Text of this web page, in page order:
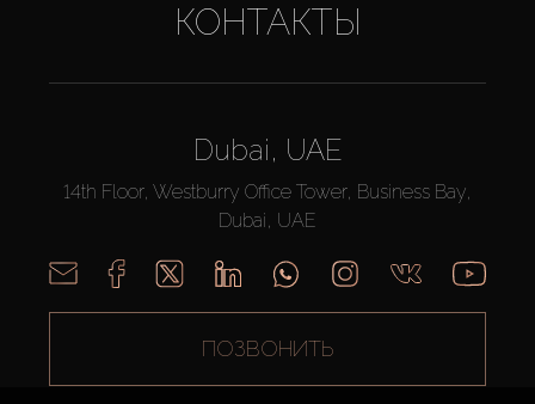
КОНТАКТЫ
Dubai, UAE
14th Floor, Westburry Office Tower, Business Bay,
Dubai, UAE
ПОЗВОНИТЬ